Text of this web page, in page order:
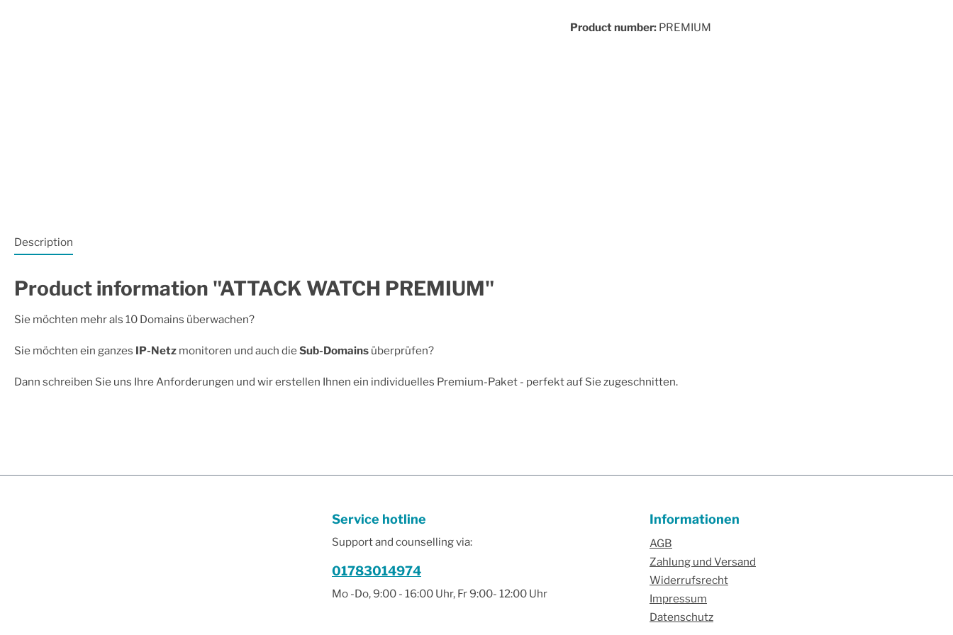
Product number: PREMIUM
Description
Product information "ATTACK WATCH PREMIUM"
Sie möchten mehr als 10 Domains überwachen?
Sie möchten ein ganzes IP-Netz monitoren und auch dieSub-Domains überprüfen?
Dann schreiben Sie uns Ihre Anforderungen und wir erstellen Ihnen ein individuelles Premium-Paket - perfekt auf Sie zugeschnitten.
Service hotline
Support and counselling via:
01783014974
Mo -Do, 9:00 - 16:00 Uhr, Fr 9:00- 12:00 Uhr
Informationen
AGB
Zahlung und Versand
Widerrufsrecht
Impressum
Datenschutz